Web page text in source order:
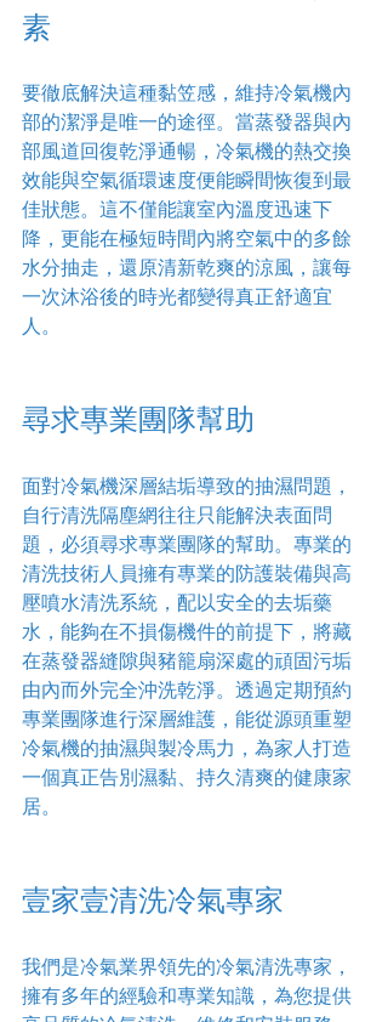
素
要徹底解決這種黏笠感，維持冷氣機內
部的潔淨是唯一的途徑。當蒸發器與內
部風道回復乾淨通暢，冷氣機的熱交換
效能與空氣循環速度便能瞬間恢復到最
佳狀態。這不僅能讓室內溫度迅速下
降，更能在極短時間內將空氣中的多餘
水分抽走，還原清新乾爽的涼風，讓每
一次沐浴後的時光都變得真正舒適宜
人。
尋求專業團隊幫助
面對冷氣機深層結垢導致的抽濕問題，
自行清洗隔塵網往往只能解決表面問
題，必須尋求專業團隊的幫助。專業的
清洗技術人員擁有專業的防護裝備與高
壓噴水清洗系統，配以安全的去垢藥
水，能夠在不損傷機件的前提下，將藏
在蒸發器縫隙與豬籠扇深處的頑固污垢
由內而外完全沖洗乾淨。透過定期預約
專業團隊進行深層維護，能從源頭重塑
冷氣機的抽濕與製冷馬力，為家人打造
一個真正告別濕黏、持久清爽的健康家
居。
壹家壹清洗冷氣專家
我們是冷氣業界領先的冷氣清洗專家，
擁有多年的經驗和專業知識，為您提供